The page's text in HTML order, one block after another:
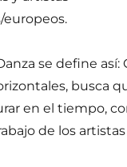
europeos.
se define así:
busca
en el tiempo,
de los